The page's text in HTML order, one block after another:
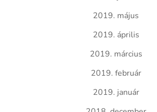
2019. május
2019. április
2019. március
2019. február
2019. január